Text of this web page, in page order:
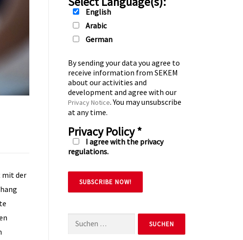
mit der
English
Arabic
German
By sending your data you agree to
receive information from SEKEM
about our activities and
development and agree with our
Privacy Notice. You may unsubscribe
at any time.
Privacy Policy*
I agree with the privacy
regulations.
Suchen